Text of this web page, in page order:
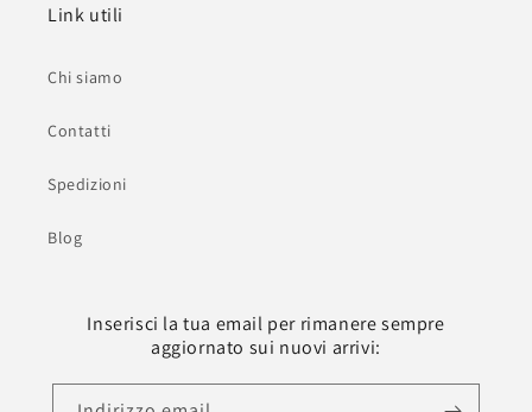
Link utili
Chi siamo
Contatti
Spedizioni
Blog
Inserisci la tua email per rimanere sempre
aggiornato sui nuovi arrivi: